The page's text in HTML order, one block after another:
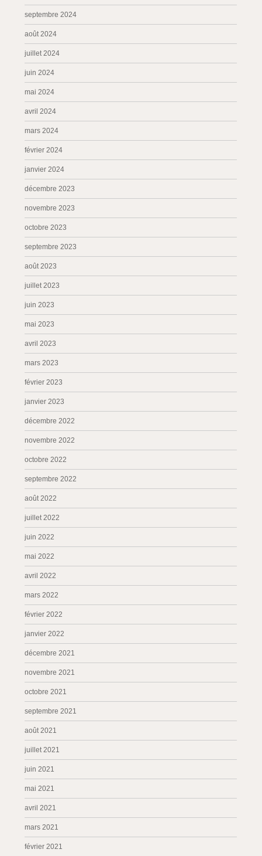
septembre 2024
août 2024
juillet 2024
juin 2024
mai 2024
avril 2024
mars 2024
février 2024
janvier 2024
décembre 2023
novembre 2023
octobre 2023
septembre 2023
août 2023
juillet 2023
juin 2023
mai 2023
avril 2023
mars 2023
février 2023
janvier 2023
décembre 2022
novembre 2022
octobre 2022
septembre 2022
août 2022
juillet 2022
juin 2022
mai 2022
avril 2022
mars 2022
février 2022
janvier 2022
décembre 2021
novembre 2021
octobre 2021
septembre 2021
août 2021
juillet 2021
juin 2021
mai 2021
avril 2021
mars 2021
février 2021